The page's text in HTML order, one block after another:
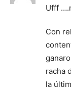
Ufff
Con
racha
la